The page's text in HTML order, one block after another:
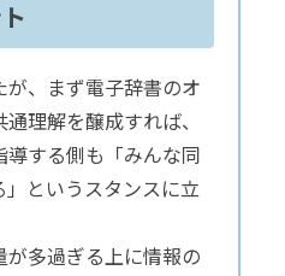
、まず電子辞書のオ
理解を醸成すれば、
する側も「みんな同
」というスタンスに立
が多過ぎる上に情報の